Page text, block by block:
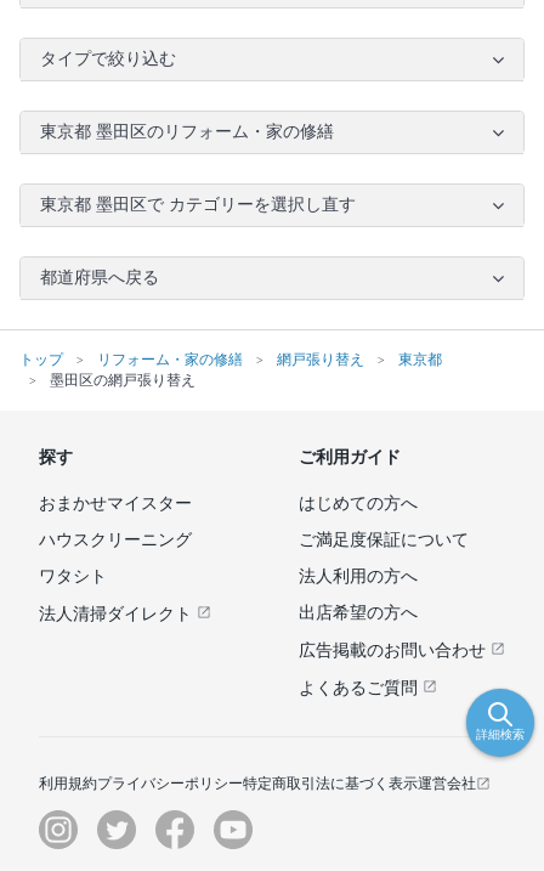
タイプで絞り込む
東京都 墨田区のリフォーム・家の修繕
東京都 墨田区で カテゴリーを選択し直す
都道府県へ戻る
トップ リフォーム・家の修繕 網戸張り替え
東京都
墨田区の網戸張り替え
詳細検索
探す
おまかせマイスター
ハウスクリーニング
ワタシト
法人清掃ダイレクト
ご利用ガイド
はじめての方へ
ご満足度保証について
法人利用の方へ
出店希望の方へ
広告掲載のお問い合わせ
よくあるご質問
利用規約プライバシーポリシー特定商取引法に基づく表示運営会社